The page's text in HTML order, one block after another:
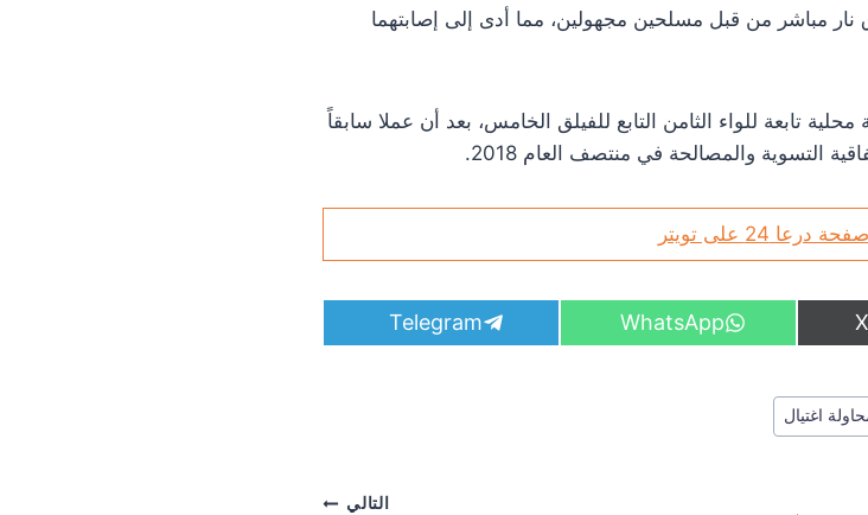
بإطلاق نار مباشر من قبل مسلحين مجهولين، مما أدى إلى إصابتهما
تابعة للواء الثامن التابع للفيلق الخامس، بعد أن عملا سابقاً
التسوية والمصالحة في منتصف العام 2018.
صفحة درعا 24 على تويتر
S
h
WhatsApp
S
h
Telegram
اغتيال
التالي